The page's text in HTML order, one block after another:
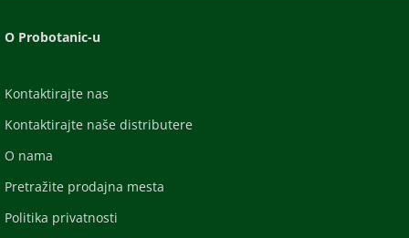
O Probotanic-u
Kontaktirajte nas
Kontaktirajte naše distributere
O nama
Pretražite prodajna mesta
Politika privatnosti